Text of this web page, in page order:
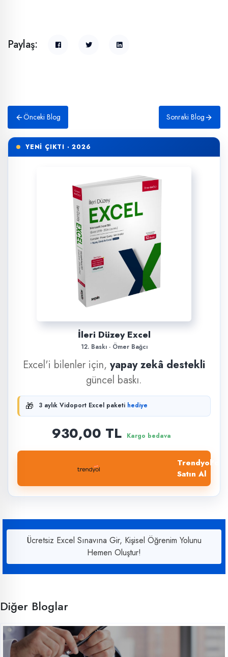
Paylaş:
Önceki Blog Sonraki Blog
YENİ ÇIKTI · 2026
İleri Düzey Excel
12. Baskı · Ömer Bağcı
Excel'i bilenler için, yapay zekâ destekli
güncel baskı.
🎁 3 aylık Vidoport Excel paketi hediye
930,00 TL Kargo bedava
Trendyol'dan
Satın Al
Ücretsiz Excel Sınavına Gir, Kişisel Öğrenim Yolunu
Hemen Oluştur!
Diğer Bloglar